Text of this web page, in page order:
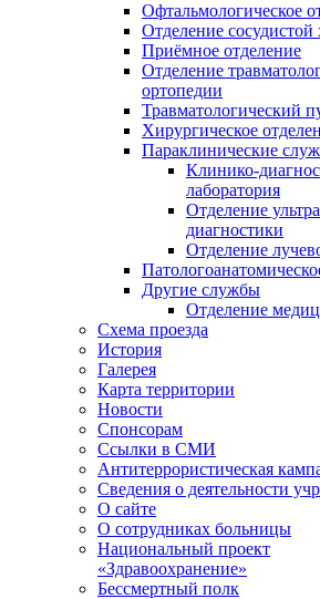
Офтальмологическое
Отделение
Приёмное отделение
Отделение
ортопедии
Травматологический
Хирургическое
Параклинические
Клинико-
лаборатория
Отделение
диагностики
Отделение
Другие службы
Отделение
Схема проезда
История
Галерея
Карта территории
Новости
Спонсорам
Ссылки в СМИ
Антитеррористическая
Сведения о деятельности
О сайте
О сотрудниках больницы
Национальный проект
«Здравоохранение»
Бессмертный полк